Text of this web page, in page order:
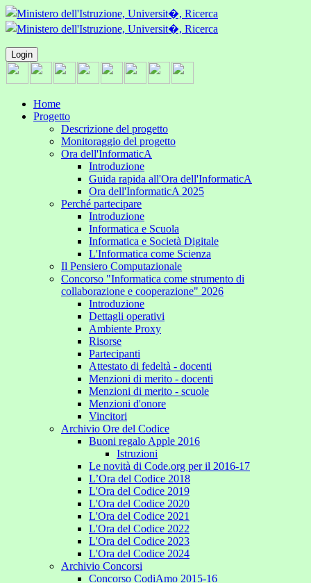
Login
Home
Progetto
Descrizione del progetto
Monitoraggio del progetto
Ora dell'InformaticA
Introduzione
Guida rapida all'Ora dell'InformaticA
Ora dell'InformaticA 2025
Perché partecipare
Introduzione
Informatica e Scuola
Informatica e Società Digitale
L'Informatica come Scienza
Il Pensiero Computazionale
Concorso "Informatica come strumento di
collaborazione e cooperazione" 2026
Introduzione
Dettagli operativi
Ambiente Proxy
Risorse
Partecipanti
Attestato di fedeltà - docenti
Menzioni di merito - docenti
Menzioni di merito - scuole
Menzioni d'onore
Vincitori
Archivio Ore del Codice
Buoni regalo Apple 2016
Istruzioni
Le novità di Code.org per il 2016-17
L’Ora del Codice 2018
L'Ora del Codice 2019
L'Ora del Codice 2020
L'Ora del Codice 2021
L'Ora del Codice 2022
L'Ora del Codice 2023
L'Ora del Codice 2024
Archivio Concorsi
Concorso CodiAmo 2015-16